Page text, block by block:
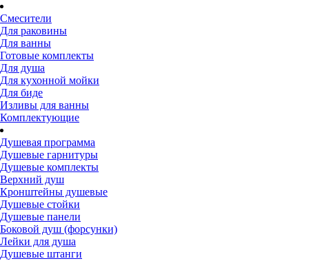
Смесители
Для раковины
Для ванны
Готовые комплекты
Для душа
Для кухонной мойки
Для биде
Изливы для ванны
Комплектующие
Душевая программа
Душевые гарнитуры
Душевые комплекты
Верхний душ
Кронштейны душевые
Душевые стойки
Душевые панели
Боковой душ (форсунки)
Лейки для душа
Душевые штанги